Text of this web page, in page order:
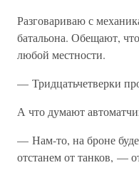
Разговариваю с
батальона. Обещают,
любой местности.
— Тридцатьчетверки
А что думают
— Нам-то, на броне
отстанем от танков, —